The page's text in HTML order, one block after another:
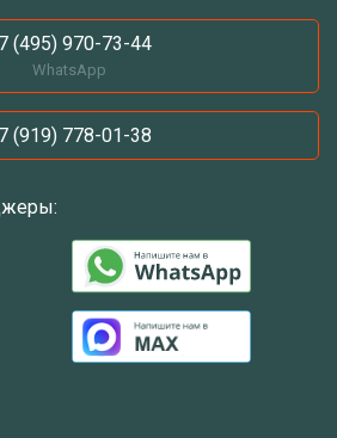
(495) 970-73-44
WhatsApp
(919) 778-01-38